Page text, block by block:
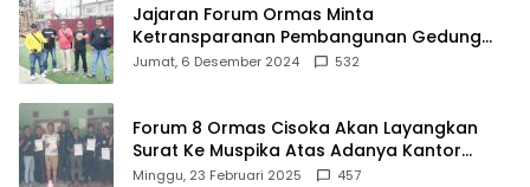
Jajaran Forum Ormas Minta
Ketransparanan Pembangunan Gedung
Damkar Di Kecamatan Cisoka
Jumat, 6 Desember 2024 532
Forum 8 Ormas Cisoka Akan Layangkan
Surat Ke Muspika Atas Adanya Kantor
Matel di Cisoka
Minggu, 23 Februari 2025 457